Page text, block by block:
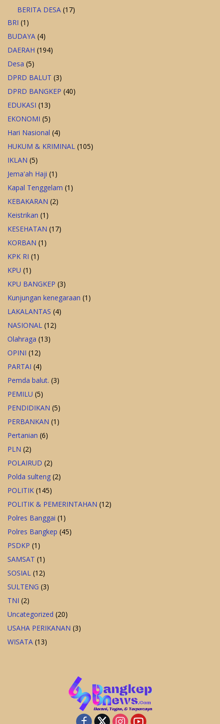
BERITA DESA (17)
BRI (1)
BUDAYA (4)
DAERAH (194)
Desa (5)
DPRD BALUT (3)
DPRD BANGKEP (40)
EDUKASI (13)
EKONOMI (5)
Hari Nasional (4)
HUKUM & KRIMINAL (105)
IKLAN (5)
Jema'ah Haji (1)
Kapal Tenggelam (1)
KEBAKARAN (2)
Keistrikan (1)
KESEHATAN (17)
KORBAN (1)
KPK RI (1)
KPU (1)
KPU BANGKEP (3)
Kunjungan kenegaraan (1)
LAKALANTAS (4)
NASIONAL (12)
Olahraga (13)
OPINI (12)
PARTAI (4)
Pemda balut. (3)
PEMILU (5)
PENDIDIKAN (5)
PERBANKAN (1)
Pertanian (6)
PLN (2)
POLAIRUD (2)
Polda sulteng (2)
POLITIK (145)
POLITIK & PEMERINTAHAN (12)
Polres Banggai (1)
Polres Bangkep (45)
PSDKP (1)
SAMSAT (1)
SOSIAL (12)
SULTENG (3)
TNI (2)
Uncategorized (20)
USAHA PERIKANAN (3)
WISATA (13)